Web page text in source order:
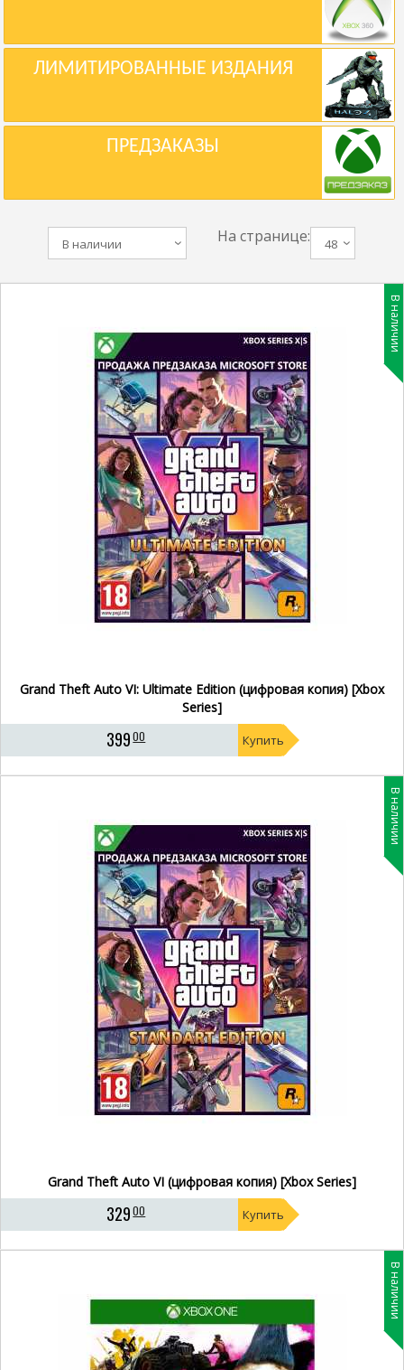
ЛИМИТИРОВАННЫЕ ИЗДАНИЯ
ПРЕДЗАКАЗЫ
На странице: 48
В наличии
В наличии
Grand Theft Auto VI: Ultimate Edition (цифровая копия) [Xbox
Series]
39900 Купить
В наличии
Grand Theft Auto VI (цифровая копия) [Xbox Series]
32900 Купить
В наличии